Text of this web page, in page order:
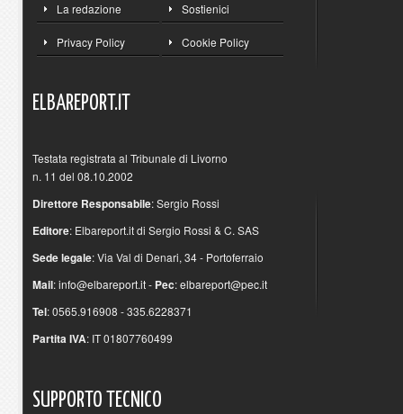
La redazione Sostienici
Privacy Policy Cookie Policy
ELBAREPORT.IT
Testata registrata al Tribunale di Livorno
n. 11 del 08.10.2002
Direttore Responsabile: Sergio Rossi
Editore: Elbareport.it di Sergio Rossi & C. SAS
Sede legale: Via Val di Denari, 34 - Portoferraio
Mail:info@elbareport.it- Pec:elbareport@pec.it
Tel: 0565.916908 - 335.6228371
Partita IVA: IT 01807760499
SUPPORTO TECNICO